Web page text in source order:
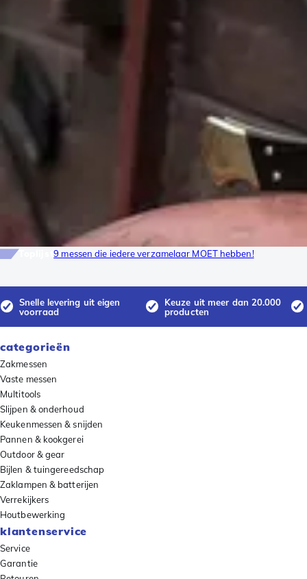
Toplijst9 messen die iedere verzamelaar MOET hebben!
Snelle levering uit eigen
voorraad
Keuze uit meer dan 20.000
producten
categorieën
Zakmessen
Vaste messen
Multitools
Slijpen & onderhoud
Keukenmessen & snijden
Pannen & kookgerei
Outdoor & gear
Bijlen & tuingereedschap
Zaklampen & batterijen
Verrekijkers
Houtbewerking
klantenservice
Service
Garantie